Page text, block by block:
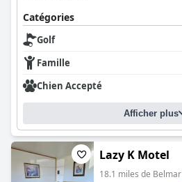
Catégories
Golf
Famille
Chien Accepté
Afficher plus
Lazy K Motel
18.1 miles de Belmar